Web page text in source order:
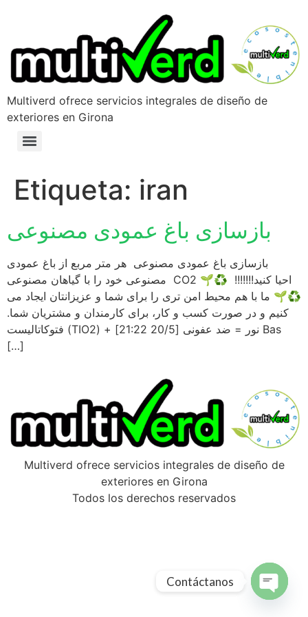
Multiverd ofrece servicios integrales de diseño de
exteriores en Girona
Etiqueta: iran
بازسازی باغ عمودی مصنوعی هر متر مربع از باغ عمودی
مصنوعی خود را با گیاهان مصنوعی CO2 احیا کنید!!!!!!! ♻️🌱
♻️🌱 ما با هم محیط امن تری را برای شما و عزیزانتان ایجاد می
کنیم و در صورت کسب و کار، برای کارمندان و مشتریان شما.
فتوکاتالیست (TIO2) + نور = ضد عفونی [20/5 21:22] Bas
[…]
Multiverd ofrece servicios integrales de diseño de
exteriores en Girona
Todos los derechos reservados
Contáctanos